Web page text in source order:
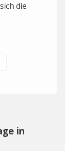
die
in